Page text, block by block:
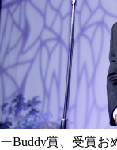
ーBuddy賞、受賞お